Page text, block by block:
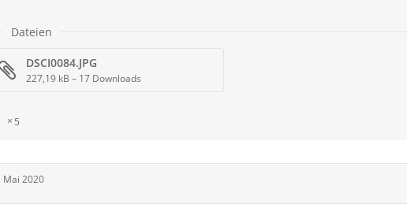
Dateien
DSCI0084.JPG
227,19 kB – 17 Downloads
5
Mai 2020